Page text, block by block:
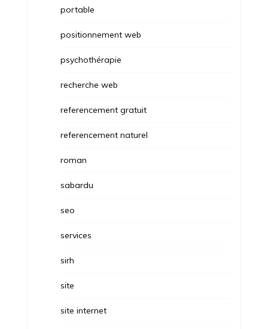
portable
positionnement web
psychothérapie
recherche web
referencement gratuit
referencement naturel
roman
sabardu
seo
services
sirh
site
site internet